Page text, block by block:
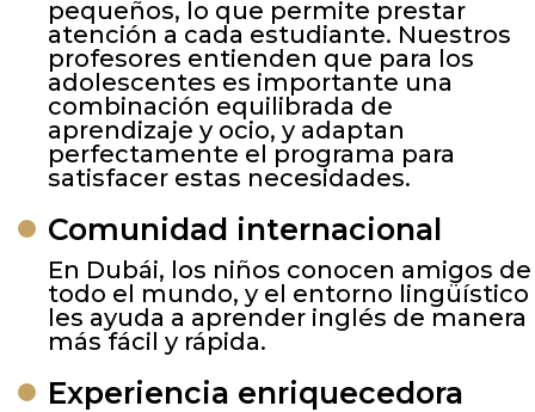
pequeños, lo que permite prestar
atención a cada estudiante. Nuestros
profesores entienden que para los
adolescentes es importante una
combinación equilibrada de
aprendizaje y ocio, y adaptan
perfectamente el programa para
satisfacer estas necesidades.
Comunidad internacional
En Dubái, los niños conocen amigos de
todo el mundo, y el entorno lingüístico
les ayuda a aprender inglés de manera
más fácil y rápida.
Experiencia enriquecedora